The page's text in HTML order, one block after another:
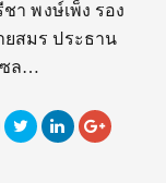
า พงษ์เพ็ง รอง
สมร ประธาน
ซล…